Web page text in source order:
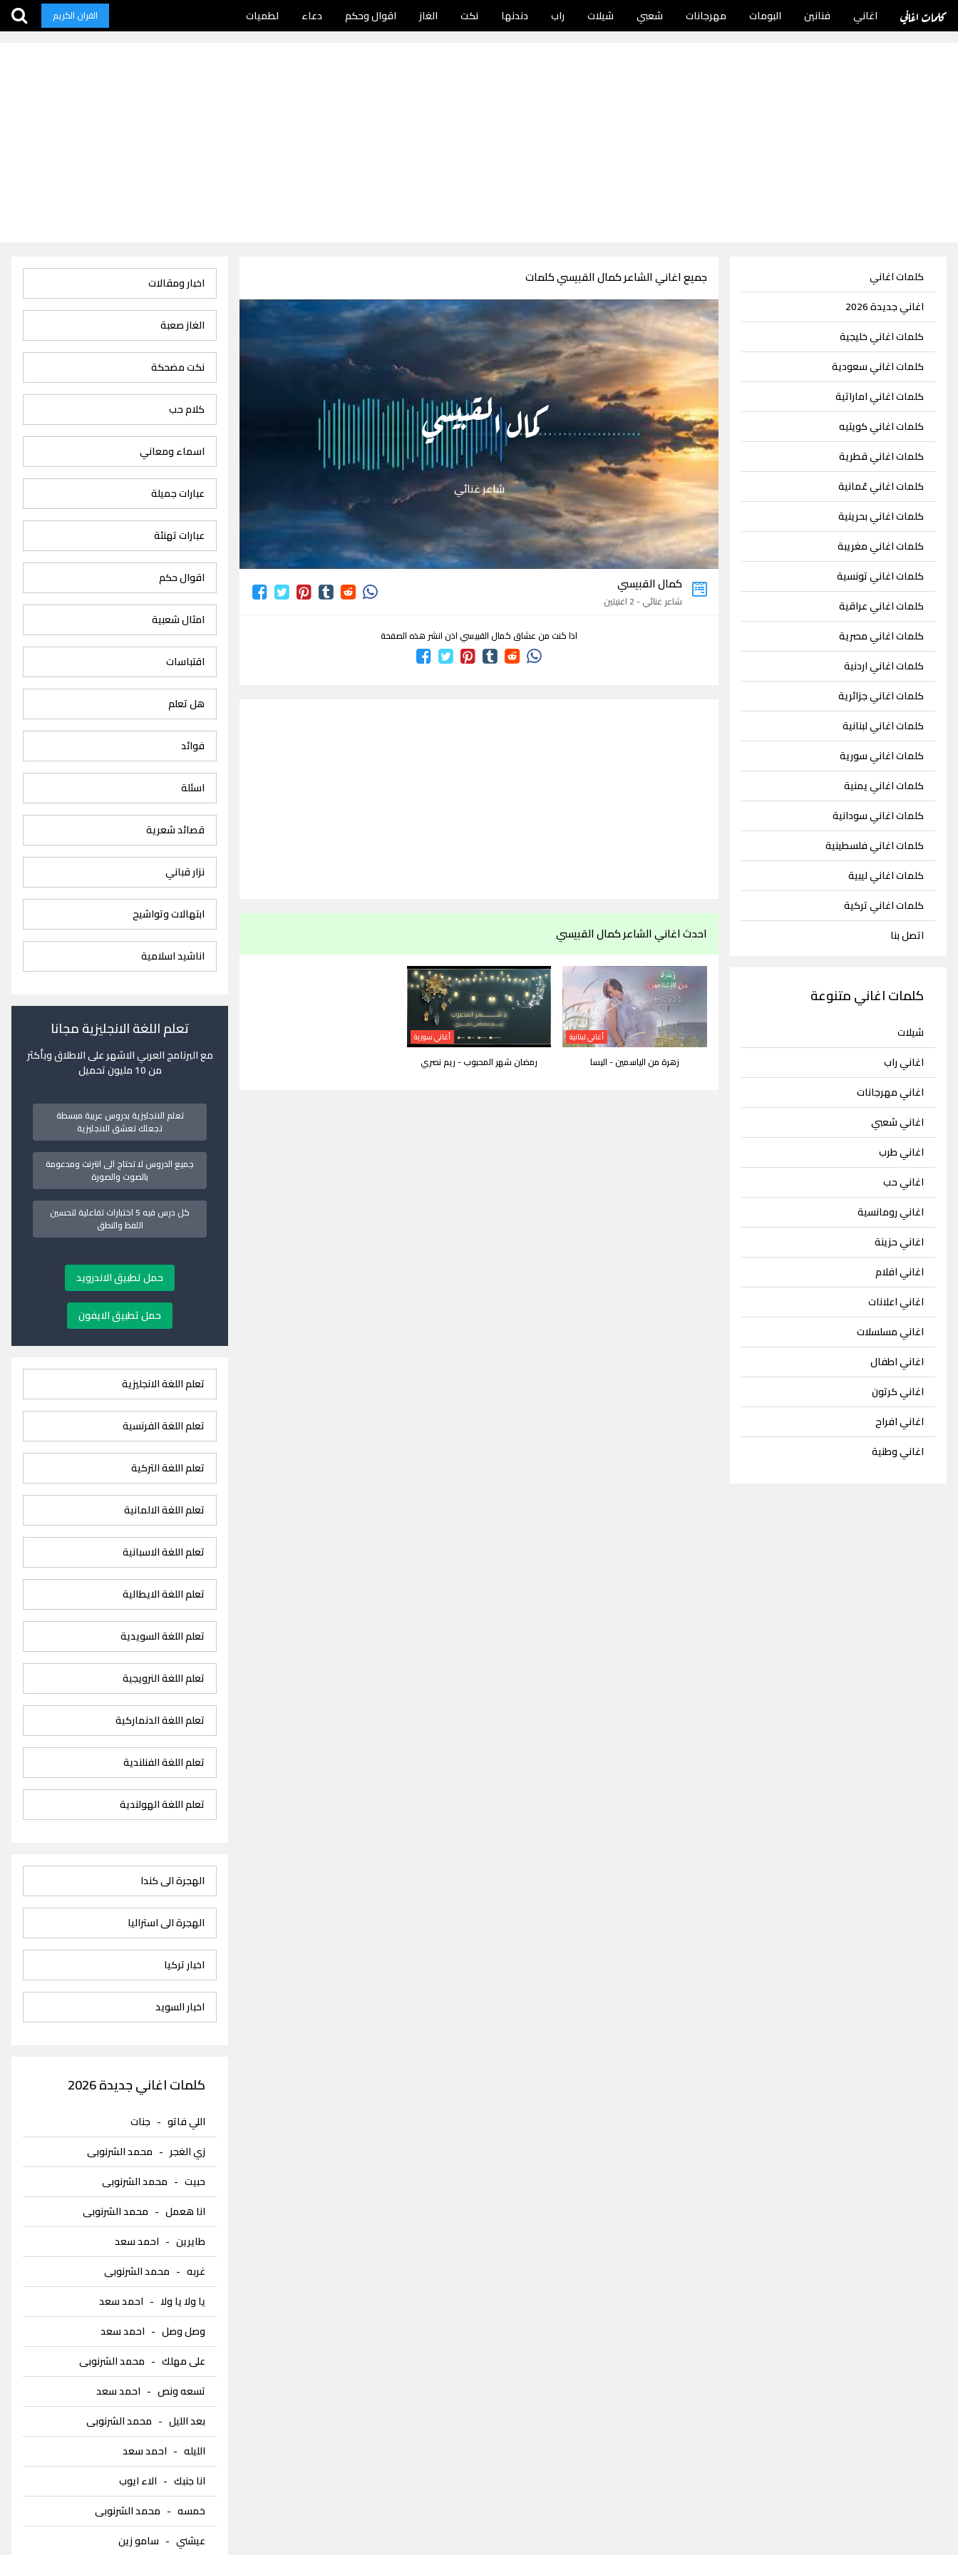
كلمات اغاني اغاني فنانين البومات مهرجانات شعبي شيلات راب دندنها نكت الغاز اقوال وحكم دعاء لطميات القران الكريم
كلمات اغاني
اغاني جديدة 2026
كلمات اغاني خليجية
كلمات اغاني سعودية
كلمات اغاني اماراتية
كلمات اغاني كويتيه
كلمات اغاني قطرية
كلمات اغاني عُمانية
كلمات اغاني بحرينية
كلمات اغاني مغريبة
كلمات اغاني تونسية
كلمات اغاني عراقية
كلمات اغاني مصرية
كلمات اغاني اردنية
كلمات اغاني جزائرية
كلمات اغاني لبنانية
كلمات اغاني سورية
كلمات اغاني يمنية
كلمات اغاني سودانية
كلمات اغاني فلسطينية
كلمات اغاني ليبية
كلمات اغاني تركية
اتصل بنا
كلمات اغاني متنوعة
شيلات
اغاني راب
اغاني مهرجانات
اغاني شعبي
اغاني طرب
اغاني حب
اغاني رومانسية
اغاني حزينة
اغاني افلام
اغاني اعلانات
اغاني مسلسلات
اغاني اطفال
اغاني كرتون
اغاني افراح
اغاني وطنية
جميع اغاني الشاعر كمال القبيسي كلمات
كمال القبيسي
شاعر غنائي
كمال القبيسي
شاعر غنائي - 2 اغنيتين
اذا كنت من عشاق كمال القبيسي اذن انشر هذه الصفحة
احدث اغاني الشاعر كمال القبيسي
أغاني لبنانية
زهرة من الياسمين - اليسا
أغاني سورية
رمضان شهر المحبوب - ريم نصري
اخبار ومقالات
الغاز صعبة
نكت مضحكة
كلام حب
اسماء ومعاني
عبارات جميلة
عبارات تهنئة
اقوال حكم
امثال شعبية
اقتباسات
هل تعلم
فوائد
اسئلة
قصائد شعرية
نزار قباني
ابتهالات وتواشيح
اناشيد اسلامية
تعلم اللغة الانجليزية مجانا
مع البرنامج العربي الاشهر على الاطلاق وبأكثر
من 10 مليون تحميل
تعلم الانجليزية بدروس عربية مبسطة
تجعلك تعشق الانجليزية
جميع الدروس لا تحتاج الى انترنت ومدعومة
بالصوت والصورة
كل درس فيه 5 اختبارات تفاعلية لتحسين
اللفظ والنطق
حمل تطبيق الاندرويد
حمل تطبيق الايفون
تعلم اللغة الانجليزية
تعلم اللغة الفرنسية
تعلم اللغة التركية
تعلم اللغة الالمانية
تعلم اللغة الاسبانية
تعلم اللغة الايطالية
تعلم اللغة السويدية
تعلم اللغة النرويجية
تعلم اللغة الدنماركية
تعلم اللغة الفنلندية
تعلم اللغة الهولندية
الهجرة الى كندا
الهجرة الى استراليا
اخبار تركيا
اخبار السويد
كلمات اغاني جديدة 2026
اللي فاتو- جنات
زي الغجر - محمد الشرنوبى
حبيت- محمد الشرنوبى
انا هعمل- محمد الشرنوبى
طايرين- احمد سعد
غربه- محمد الشرنوبى
يا ولا يا ولا- احمد سعد
وصل وصل- احمد سعد
على مهلك- محمد الشرنوبى
تسعه ونص- احمد سعد
بعد الليل- محمد الشرنوبى
الليله- احمد سعد
انا جنبك- الاء ايوب
خمسه- محمد الشرنوبى
عيشني- سامو زين